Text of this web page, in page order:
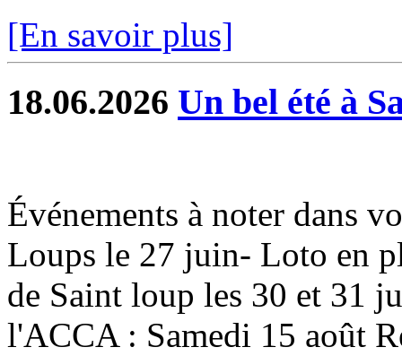
[En savoir plus]
18.06.2026 Un bel été à
Événements à noter dans
Loups le 27 juin- Loto en
de Saint loup les 30 et 31
l'ACCA : Samedi 15 août